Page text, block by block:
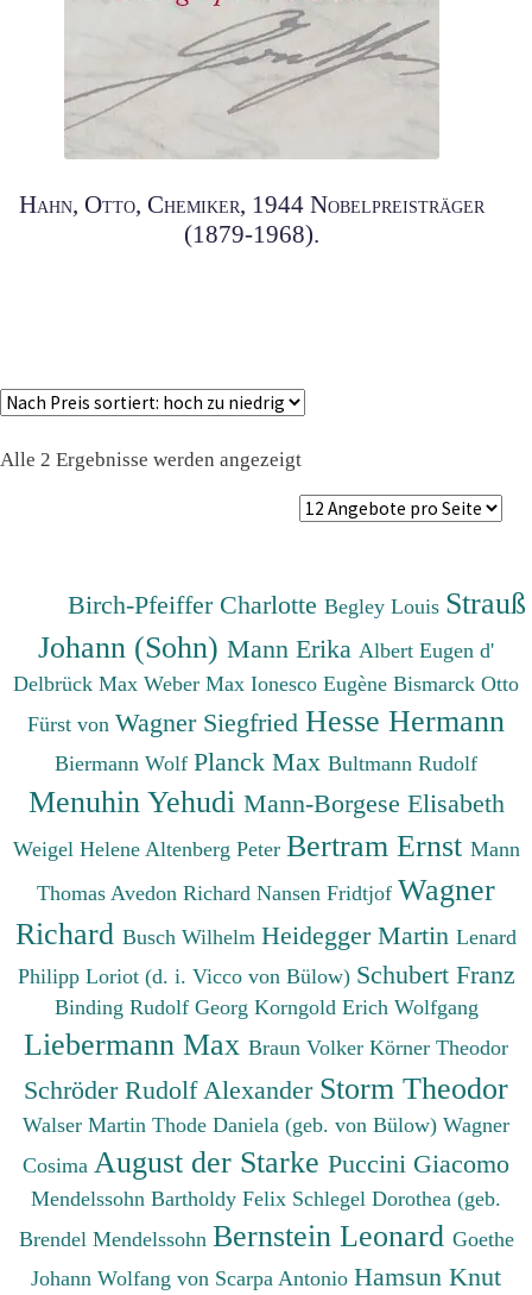
Hahn, Otto, Chemiker, 1944 Nobelpreisträger
(1879-1968).
Alle 2 Ergebnisse werden angezeigtNach
sortiert:
Birch-Pfeiffer CharlotteBegley Louis Strauß
Johann (Sohn) Mann Erika Albert Eugen d'
Delbrück Max Weber Max Ionesco Eugène Bismarck Otto
Fürst von Wagner Siegfried Hesse Hermann
Biermann Wolf Planck Max Bultmann Rudolf
Menuhin Yehudi Mann-Borgese Elisabeth
Weigel Helene Altenberg Peter Bertram Ernst Mann
Thomas Avedon Richard Nansen Fridtjof Wagner
Richard Busch Wilhelm Heidegger Martin Lenard
Philipp Loriot (d. i. Vicco von Bülow) Schubert Franz
Binding Rudolf Georg Korngold Erich Wolfgang
Liebermann Max Braun Volker Körner Theodor
Schröder Rudolf Alexander Storm Theodor
Walser Martin Thode Daniela (geb. von Bülow) Wagner
Cosima August der Starke Puccini Giacomo
Mendelssohn Bartholdy Felix Schlegel Dorothea (geb.
Brendel Mendelssohn Bernstein Leonard Goethe
Johann Wolfang von Scarpa Antonio Hamsun Knut